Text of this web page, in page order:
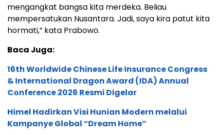
mengangkat bangsa kita merdeka. Beliau
mempersatukan Nusantara. Jadi, saya kira patut kita
hormati,” kata Prabowo.
Baca Juga:
16th Worldwide Chinese Life Insurance Congress
& International Dragon Award (IDA) Annual
Conference 2026 Resmi Digelar
Himel Hadirkan Visi Hunian Modern melalui
Kampanye Global “Dream Home”